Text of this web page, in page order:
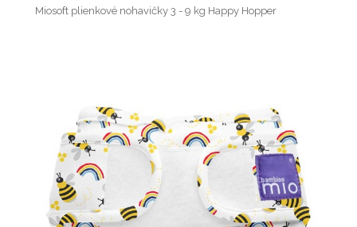
Miosoft plienkové nohavičky 3 - 9 kg Happy Hopper